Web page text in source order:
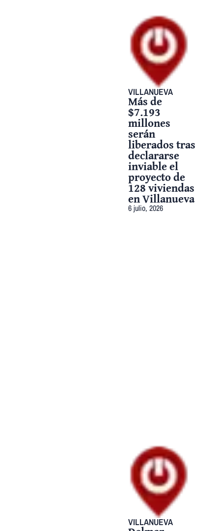
VILLANUEVA
Más de
$7.193
millones
serán
liberados tras
declararse
inviable el
proyecto de
128 viviendas
en Villanueva
6 julio, 2026
VILLANUEVA